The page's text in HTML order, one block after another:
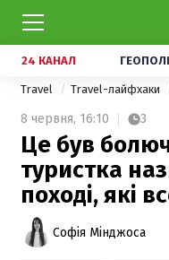
24 КАНАЛ
Travel Travel-лайфхаки
8 червня, 16:10 3
Це був
туристка
поході, які
Софія Мінджоса